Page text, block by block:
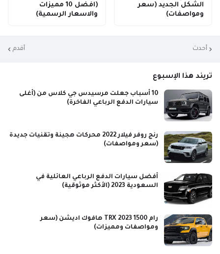
الشكل الجديد (سعر
ومواصفات)
(افضل 10 مميزات
والاسعار الرسمية)
أحدث أقدم
تريند هذا الإسبوع
10 أسباب جعلت مرسيدس جي كلاس من (أغلى
سيارات الدفع الرباعي الفاخرة)
رنج روفر فيلار 2022 محركات هجينة وتقنيات جديدة
(سعر ومواصفات)
أفضل سيارات الدفع الرباعي العائلية في
السعودية 2023 (الأكثر موثوقية)
رام 1500 TRX 2023 هافوك اديشن (سعر
ومواصفات ومميزات)